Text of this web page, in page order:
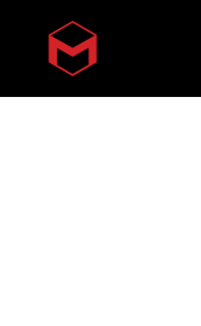
Skip to main content